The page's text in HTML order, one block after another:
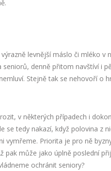
levnější máslo či mléko v
denně přitom navštíví i
Stejně tak se nehovoří o
v některých případech i
tedy nakazí, když polovina z
Priorita je pro ně
může jako úplně poslední
ochránit seniory?